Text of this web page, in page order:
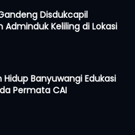
Disdukcapil
Adminduk Keliling di Lokasi
Hidup Banyuwangi Edukasi
Permata CAI